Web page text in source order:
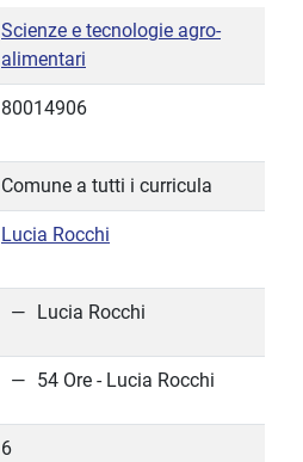
Scienze e tecnologie agro-
alimentari
80014906
Comune a tutti i curricula
Lucia Rocchi
Lucia Rocchi
54 Ore - Lucia Rocchi
6